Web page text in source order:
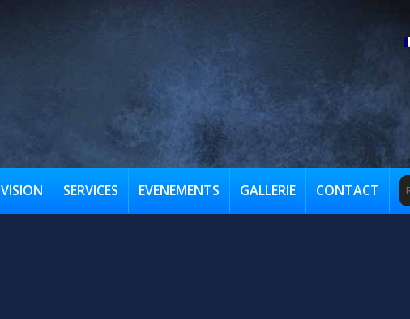
VISION SERVICES EVENEMENTS GALLERIE CONTACT